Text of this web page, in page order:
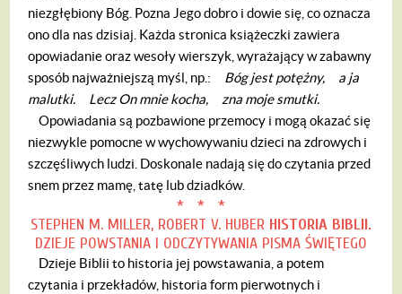
niezgłębiony Bóg. Pozna Jego dobro i dowie się, co oznacza
ono dla nas dzisiaj. Każda stronica książeczki zawiera
opowiadanie oraz wesoły wierszyk, wyrażający w zabawny
sposób najważniejszą myśl, np.:
Bóg jest potężny, a ja
malutki. Lecz On mnie kocha, zna moje smutki.
Opowiadania są pozbawione przemocy i mogą okazać się
niezwykle pomocne w wychowywaniu dzieci na zdrowych i
szczęśliwych ludzi. Doskonale nadają się do czytania przed
snem przez mamę, tatę lub dziadków.
* * *
STEPHEN M. MILLER, ROBERT V. HUBER HISTORIA BIBLII.
DZIEJE POWSTANIA I ODCZYTYWANIA PISMA ŚWIĘTEGO
Dzieje Biblii to historia jej powstawania, a potem
czytania i przekładów, historia form pierwotnych i